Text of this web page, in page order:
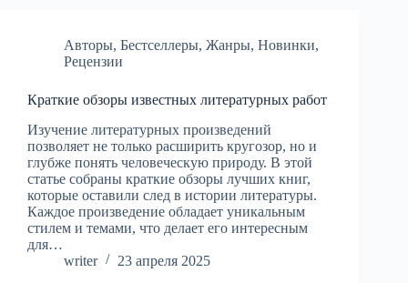
Авторы, Бестселлеры, Жанры, Новинки,
Рецензии
Краткие обзоры известных литературных работ
Изучение литературных произведений
позволяет не только расширить кругозор, но и
глубже понять человеческую природу. В этой
статье собраны краткие обзоры лучших книг,
которые оставили след в истории литературы.
Каждое произведение обладает уникальным
стилем и темами, что делает его интересным
для…
writer
23 апреля 2025